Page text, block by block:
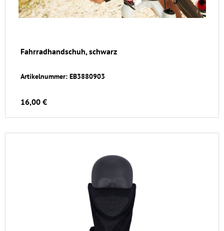
Fahrradhandschuh, schwarz
Artikelnummer: EB3880903
16,00 €